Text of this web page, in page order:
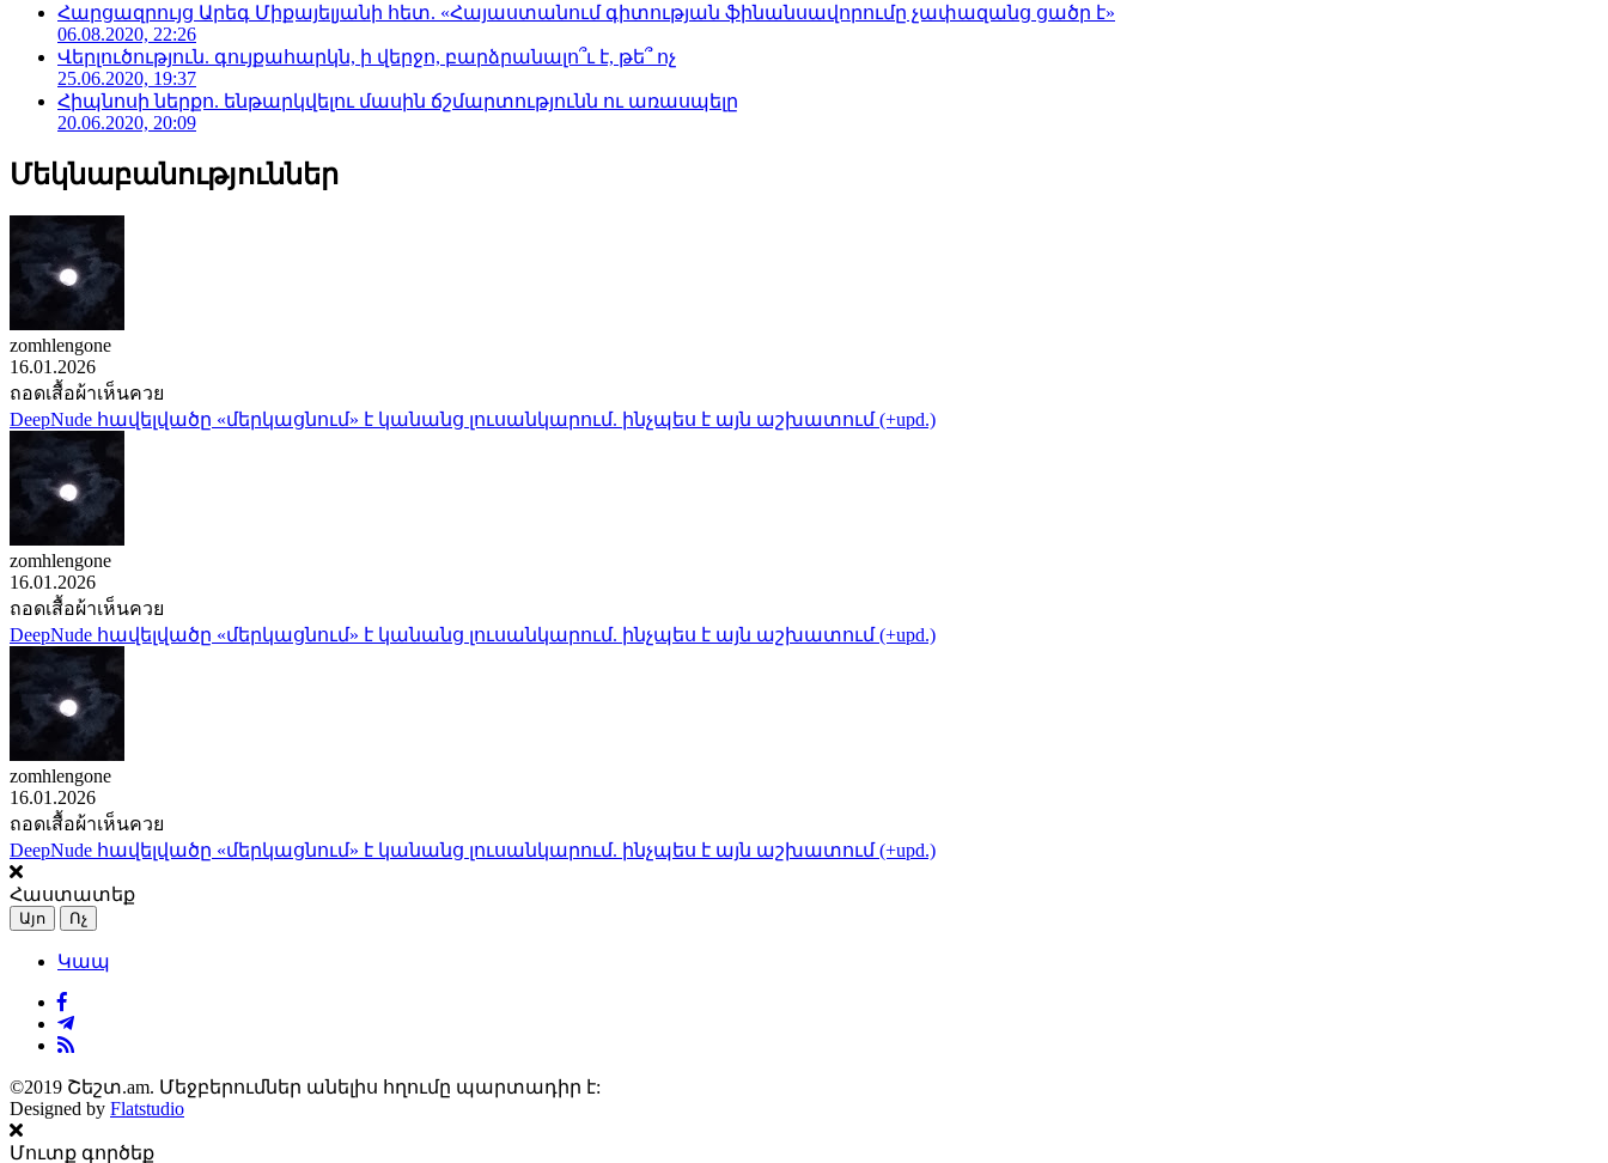
Հարցազրույց Արեգ Միքայելյանի հետ. «Հայաստանում գիտության ֆինանսավորումը չափազանց ցածր է»
06.08.2020, 22:26
Վերլուծություն. գույքահարկն, ի վերջո, բարձրանալո՞ւ է, թե՞ ոչ
25.06.2020, 19:37
Հիպնոսի ներքո. ենթարկվելու մասին ճշմարտությունն ու առասպելը
20.06.2020, 20:09
Մեկնաբանություններ
zomhlengone
16.01.2026
ถอดเสื้อผ้าเห็นควย
DeepNude հավելվածը «մերկացնում» է կանանց լուսանկարում. ինչպես է այն աշխատում (+upd.)
zomhlengone
16.01.2026
ถอดเสื้อผ้าเห็นควย
DeepNude հավելվածը «մերկացնում» է կանանց լուսանկարում. ինչպես է այն աշխատում (+upd.)
zomhlengone
16.01.2026
ถอดเสื้อผ้าเห็นควย
DeepNude հավելվածը «մերկացնում» է կանանց լուսանկարում. ինչպես է այն աշխատում (+upd.)
Հաստատեք
Այո Ոչ
Կապ
©2019 Շեշտ.am. Մեջբերումներ անելիս հղումը պարտադիր է:
Designed by Flatstudio
Մուտք գործեք